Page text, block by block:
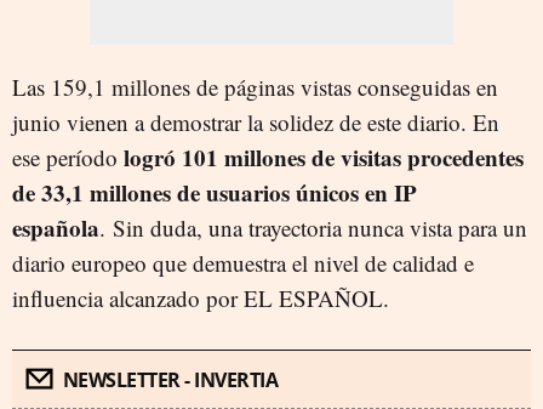
Las 159,1 millones de páginas vistas conseguidas en
junio vienen a demostrar la solidez de este diario. En
ese período logró 101 millones de visitas procedentes
de 33,1 millones de usuarios únicos en IP
española. Sin duda, una trayectoria nunca vista para un
diario europeo que demuestra el nivel de calidad e
influencia alcanzado por EL ESPAÑOL.
NEWSLETTER - INVERTIA